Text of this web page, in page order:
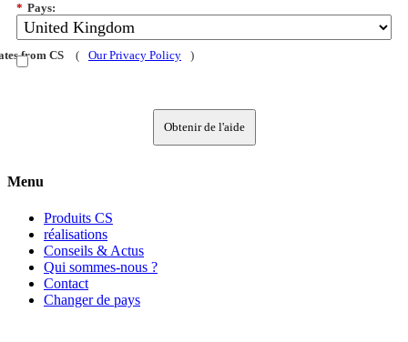
* Pays:
from CS ( Our Privacy Policy )
Obtenir de l'aide
Menu
Produits CS
réalisations
Conseils & Actus
Qui sommes-nous ?
Contact
Changer de pays